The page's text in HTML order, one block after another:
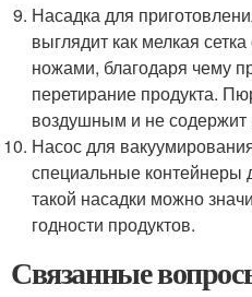
Насадка для
выглядит как мелкая
ножами, благодаря чему
перетирание продукта.
воздушным и не содержит
Насос для
специальные
такой насадки можно
годности продуктов.
Связанные